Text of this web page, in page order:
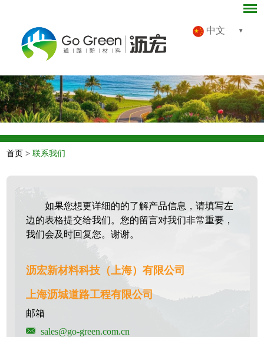
中文
首页 >联系我们
如果您想更详细的的了解产品信息，请填写左
边的表格提交给我们。您的留言对我们非常重要，
我们会及时回复您。谢谢。
沥宏新材料科技（上海）有限公司
上海沥城道路工程有限公司
邮箱
sales@go-green.com.cn